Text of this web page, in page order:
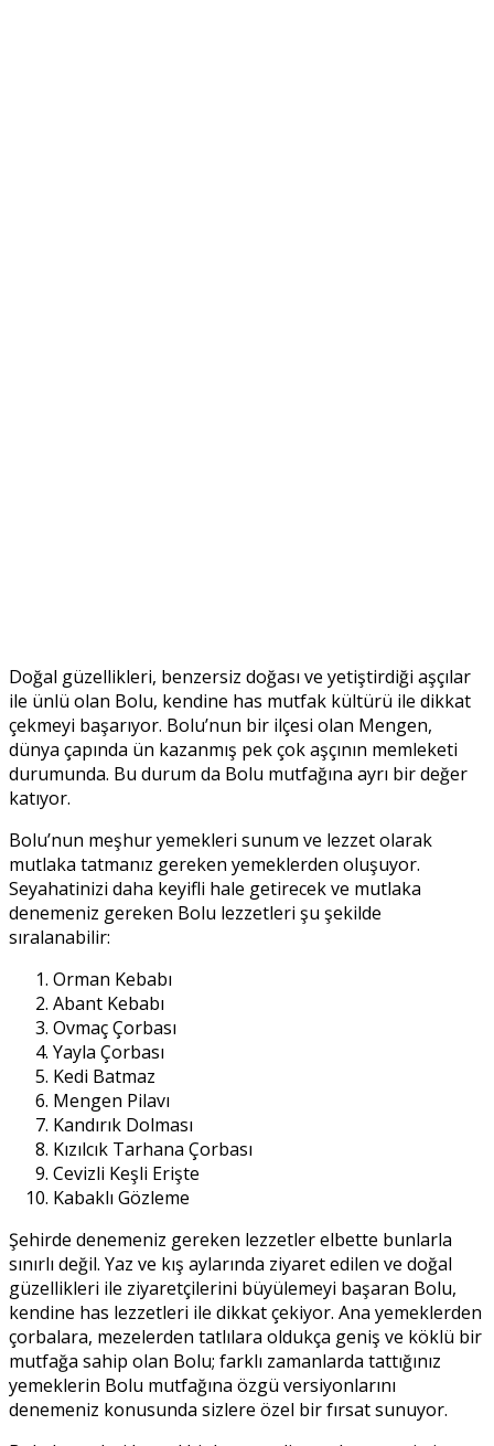
Doğal güzellikleri, benzersiz doğası ve yetiştirdiği aşçılar
ile ünlü olan Bolu, kendine has mutfak kültürü ile dikkat
çekmeyi başarıyor. Bolu’nun bir ilçesi olan Mengen,
dünya çapında ün kazanmış pek çok aşçının memleketi
durumunda. Bu durum da Bolu mutfağına ayrı bir değer
katıyor.
Bolu’nun meşhur yemekleri sunum ve lezzet olarak
mutlaka tatmanız gereken yemeklerden oluşuyor.
Seyahatinizi daha keyifli hale getirecek ve mutlaka
denemeniz gereken Bolu lezzetleri şu şekilde
sıralanabilir:
Orman Kebabı
Abant Kebabı
Ovmaç Çorbası
Yayla Çorbası
Kedi Batmaz
Mengen Pilavı
Kandırık Dolması
Kızılcık Tarhana Çorbası
Cevizli Keşli Erişte
Kabaklı Gözleme
Şehirde denemeniz gereken lezzetler elbette bunlarla
sınırlı değil. Yaz ve kış aylarında ziyaret edilen ve doğal
güzellikleri ile ziyaretçilerini büyülemeyi başaran Bolu,
kendine has lezzetleri ile dikkat çekiyor. Ana yemeklerden
çorbalara, mezelerden tatlılara oldukça geniş ve köklü bir
mutfağa sahip olan Bolu; farklı zamanlarda tattığınız
yemeklerin Bolu mutfağına özgü versiyonlarını
denemeniz konusunda sizlere özel bir fırsat sunuyor.